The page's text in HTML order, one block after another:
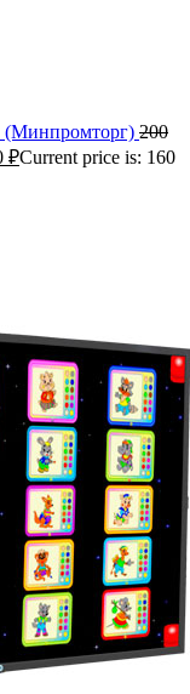
(Минпромторг) 200
₽Current price is: 160